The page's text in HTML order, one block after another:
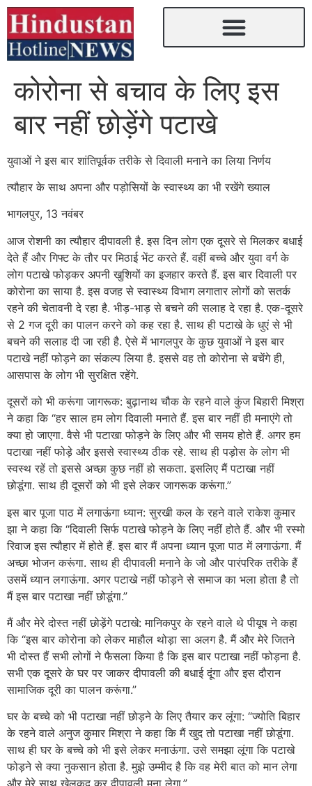
कोरोना से बचाव के लिए इस
बार नहीं छोड़ेंगे पटाखे
युवाओं ने इस बार शांतिपूर्वक तरीके से दिवाली मनाने का लिया निर्णय
त्यौहार के साथ अपना और पड़ोसियों के स्वास्थ्य का भी रखेंगे ख्याल
भागलपुर, 13 नवंबर
आज रोशनी का त्यौहार दीपावली है. इस दिन लोग एक दूसरे से मिलकर बधाई
देते हैं और गिफ्ट के तौर पर मिठाई भेंट करते हैं. वहीं बच्चे और युवा वर्ग के
लोग पटाखे फोड़कर अपनी खुशियों का इजहार करते हैं. इस बार दिवाली पर
कोरोना का साया है. इस वजह से स्वास्थ्य विभाग लगातार लोगों को सतर्क
रहने की चेतावनी दे रहा है. भीड़-भाड़ से बचने की सलाह दे रहा है. एक-दूसरे
से 2 गज दूरी का पालन करने को कह रहा है. साथ ही पटाखे के धुएं से भी
बचने की सलाह दी जा रही है. ऐसे में भागलपुर के कुछ युवाओं ने इस बार
पटाखे नहीं फोड़ने का संकल्प लिया है. इससे वह तो कोरोना से बचेंगे ही,
आसपास के लोग भी सुरक्षित रहेंगे.
दूसरों को भी करूंगा जागरूक: बुढ़ानाथ चौक के रहने वाले कुंज बिहारी मिश्रा
ने कहा कि “हर साल हम लोग दिवाली मनाते हैं. इस बार नहीं ही मनाएंगे तो
क्या हो जाएगा. वैसे भी पटाखा फोड़ने के लिए और भी समय होते हैं. अगर हम
पटाखा नहीं फोड़े और इससे स्वास्थ्य ठीक रहे. साथ ही पड़ोस के लोग भी
स्वस्थ रहें तो इससे अच्छा कुछ नहीं हो सकता. इसलिए मैं पटाखा नहीं
छोडूंगा. साथ ही दूसरों को भी इसे लेकर जागरूक करूंगा.”
इस बार पूजा पाठ में लगाऊंगा ध्यान: सुरखी कल के रहने वाले राकेश कुमार
झा ने कहा कि “दिवाली सिर्फ पटाखे फोड़ने के लिए नहीं होते हैं. और भी रस्मो
रिवाज इस त्यौहार में होते हैं. इस बार मैं अपना ध्यान पूजा पाठ में लगाऊंगा. मैं
अच्छा भोजन करूंगा. साथ ही दीपावली मनाने के जो और पारंपरिक तरीके हैं
उसमें ध्यान लगाऊंगा. अगर पटाखे नहीं फोड़ने से समाज का भला होता है तो
मैं इस बार पटाखा नहीं छोडूंगा.”
मैं और मेरे दोस्त नहीं छोड़ेंगे पटाखे: मानिकपुर के रहने वाले थे पीयूष ने कहा
कि “इस बार कोरोना को लेकर माहौल थोड़ा सा अलग है. मैं और मेरे जितने
भी दोस्त हैं सभी लोगों ने फैसला किया है कि इस बार पटाखा नहीं फोड़ना है.
सभी एक दूसरे के घर पर जाकर दीपावली की बधाई दूंगा और इस दौरान
सामाजिक दूरी का पालन करूंगा.”
घर के बच्चे को भी पटाखा नहीं छोड़ने के लिए तैयार कर लूंगा: “ज्योति बिहार
के रहने वाले अनुज कुमार मिश्रा ने कहा कि मैं खुद तो पटाखा नहीं छोडूंगा.
साथ ही घर के बच्चे को भी इसे लेकर मनाऊंगा. उसे समझा लूंगा कि पटाखे
फोड़ने से क्या नुकसान होता है. मुझे उम्मीद है कि वह मेरी बात को मान लेगा